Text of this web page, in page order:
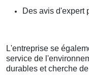
Des avis d'expert
L'entreprise se
service de
durables et cherche